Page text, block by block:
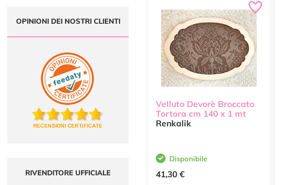
OPINIONI DEI NOSTRI CLIENTI
RIVENDITORE UFFICIALE
Velluto Devorè Broccato
Tortora cm 140 x 1 mt
Renkalik
Disponibile
41,30 €